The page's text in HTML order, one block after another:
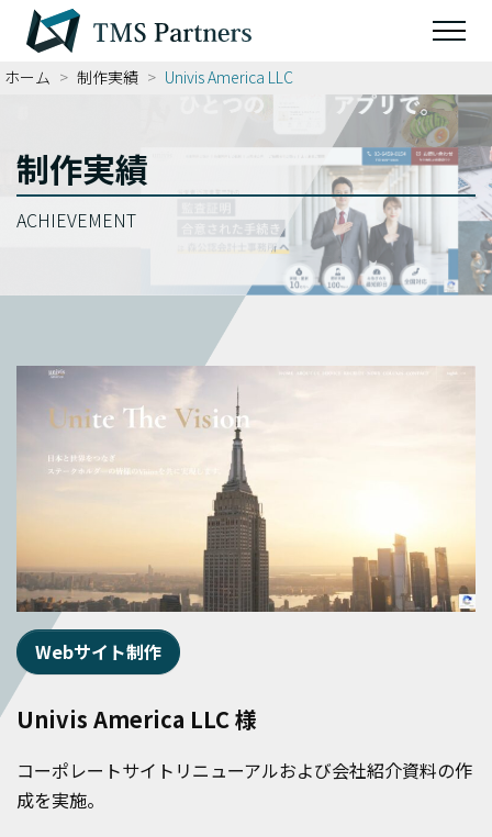
ホーム > 制作実績 > Univis America LLC
制作実績
ACHIEVEMENT
Webサイト制作
Univis America LLC 様
コーポレートサイトリニューアルおよび会社紹介資料の作
成を実施。